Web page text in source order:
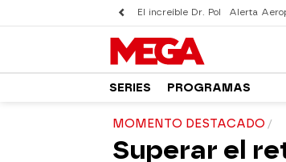
El increíble Dr. Pol Alerta
SERIES PROGRAMAS
MOMENTO DESTACADO
Superar el